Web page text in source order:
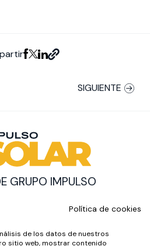
SIGUIENTE
GRUPO IMPULSO
Política de cookies
de los datos de nuestros
sitio web, mostrar contenido